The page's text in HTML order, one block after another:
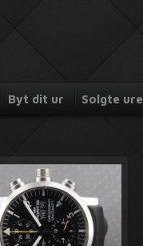
Byt dit ur Solgte ure